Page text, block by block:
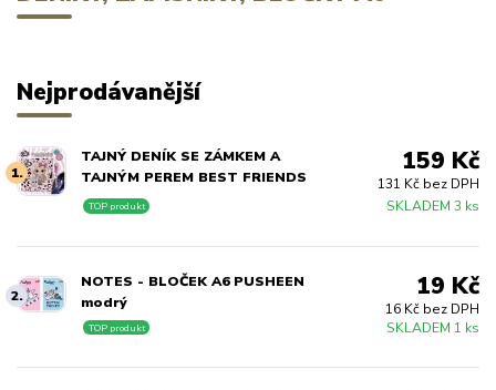
Nejprodávanější
1.
TAJNÝ DENÍK SE ZÁMKEM A
TAJNÝM PEREM BEST FRIENDS
SKLADEM 3 ks
TOP produkt
159 Kč
131 Kč bez DPH
2.
NOTES - BLOČEK A6 PUSHEEN
modrý
SKLADEM 1 ks
TOP produkt
19 Kč
16 Kč bez DPH